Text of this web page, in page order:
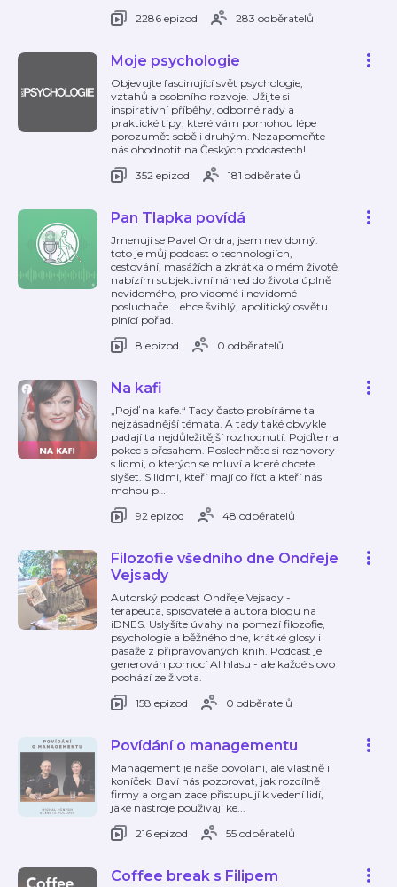
2286 epizod 283 odběratelů
Moje psychologie
Objevujte fascinující svět psychologie,
vztahů a osobního rozvoje. Užijte si
inspirativní příběhy, odborné rady a
praktické tipy, které vám pomohou lépe
porozumět sobě i druhým. Nezapomeňte
nás ohodnotit na Českých podcastech!
352 epizod
181 odběratelů
Pan Tlapka povídá
Jmenuji se Pavel Ondra, jsem nevidomý.
toto je můj podcast o technologiích,
cestování, masážích a zkrátka o mém životě.
nabízím subjektivní náhled do života úplně
nevidomého, pro vidomé i nevidomé
posluchače. Lehce švihlý, apolitický osvětu
plnící pořad.
8 epizod
0 odběratelů
Na kafi
„Pojď na kafe.“ Tady často probíráme ta
nejzásadnější témata. A tady také obvykle
padají ta nejdůležitější rozhodnutí. Pojďte na
pokec s přesahem. Poslechněte si rozhovory
s lidmi, o kterých se mluví a které chcete
slyšet. S lidmi, kteří mají co říct a kteří nás
mohou p…
92 epizod
48 odběratelů
Filozofie všedního dne Ondřeje
Vejsady
Autorský podcast Ondřeje Vejsady -
terapeuta, spisovatele a autora blogu na
iDNES. Uslyšíte úvahy na pomezí filozofie,
psychologie a běžného dne, krátké glosy i
pasáže z připravovaných knih. Podcast je
generován pomocí AI hlasu - ale každé slovo
pochází ze života.
158 epizod
0 odběratelů
Povídání o managementu
Management je naše povolání, ale vlastně i
koníček. Baví nás pozorovat, jak rozdílně
firmy a organizace přistupují k vedení lidí,
jaké nástroje používají ke...
216 epizod
55 odběratelů
Coffee break s Filipem